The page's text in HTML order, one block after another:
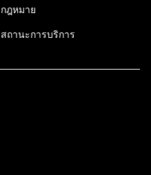
กฎหมาย
สถานะการบริการ